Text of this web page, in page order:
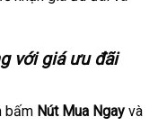
với giá ưu đãi
bấm Nút Mua Ngay và